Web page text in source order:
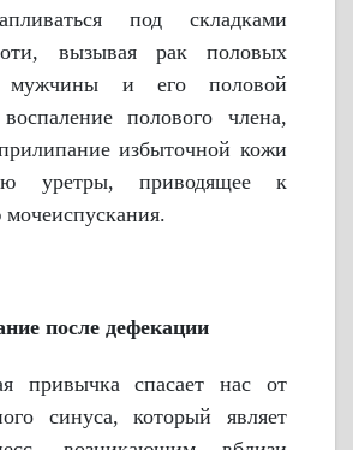
под складками
вызывая рак половых
мужчины и его половой
полового члена,
избыточной кожи
уретры, приводящее к
мочеиспускания.
после дефекации
привычка спасает нас от
синуса, который являет